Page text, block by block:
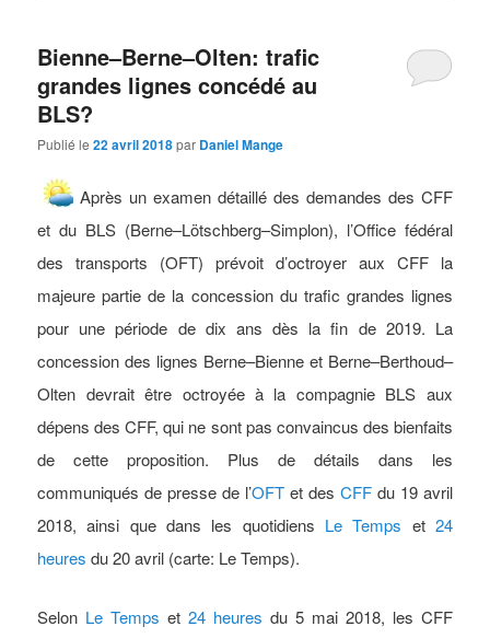
Bienne–Berne–Olten: trafic
grandes lignes concédé au
BLS?
Publié le22 avril 2018par Daniel Mange
Après un examen détaillé des demandes des CFF
et du BLS (Berne–Lötschberg–Simplon), l’Office fédéral
des transports (OFT) prévoit d’octroyer aux CFF la
majeure partie de la concession du trafic grandes lignes
pour une période de dix ans dès la fin de 2019. La
concession des lignes Berne–Bienne et Berne–Berthoud–
Olten devrait être octroyée à la compagnie BLS aux
dépens des CFF, qui ne sont pas convaincus des bienfaits
de cette proposition. Plus de détails dans les
communiqués de presse de l’OFT et des CFF du 19 avril
2018, ainsi que dans les quotidiens Le Temps et 24
heures du 20 avril (carte: Le Temps).
Selon Le Temps et24 heures du 5 mai 2018, les CFF